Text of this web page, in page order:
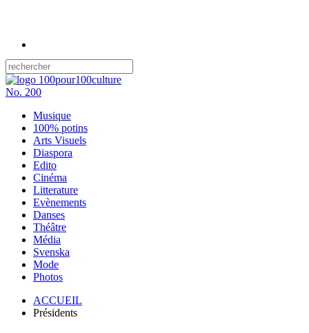
No. 200
Musique
100% potins
Arts Visuels
Diaspora
Edito
Cinéma
Litterature
Evènements
Danses
Théâtre
Média
Svenska
Mode
Photos
ACCUEIL
Présidents